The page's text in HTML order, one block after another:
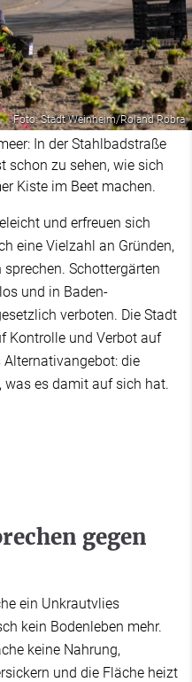
Foto: Stadt Weinheim/Roland Robra
In der Stahlbadstraße
schon zu sehen, wie sich
Kiste im Beet machen.
und erfreuen sich
eine Vielzahl an Gründen,
Schottergärten
und in Baden-
verboten. Die Stadt
Kontrolle und Verbot auf
die
was es damit auf sich hat.
gegen
ein Unkrautvlies
kein Bodenleben mehr.
keine Nahrung,
und die Fläche heizt